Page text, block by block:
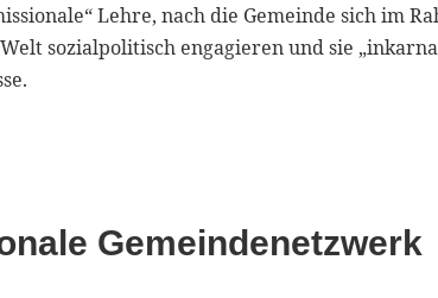
Lehre, nach die Gemeinde sich im
sozialpolitisch engagieren und sie
Gemeindenetzwerk